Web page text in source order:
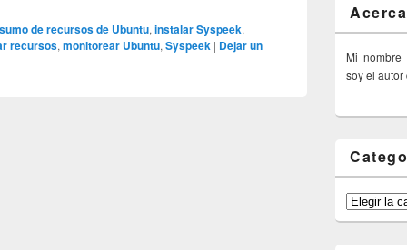
de recursos de Ubuntu,instalar Syspeek,
recursos,monitorear Ubuntu,Syspeek | Dejar un
Mi
soy el autor
Categorías